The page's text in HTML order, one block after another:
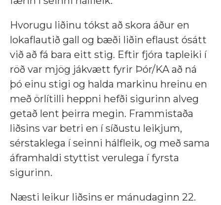
Hvorugu liðinu tókst að skora áður en
lokaflautið gall og bæði liðin eflaust ósátt
við að fá bara eitt stig. Eftir fjóra tapleiki í
röð var mjög jákvætt fyrir Þór/KA að ná
þó einu stigi og halda markinu hreinu en
með örlítilli heppni hefði sigurinn alveg
getað lent þeirra megin. Frammistaða
liðsins var betri en í síðustu leikjum,
sérstaklega í seinni hálfleik, og með sama
áframhaldi styttist verulega í fyrsta
sigurinn.
Næsti leikur liðsins er mánudaginn 22.